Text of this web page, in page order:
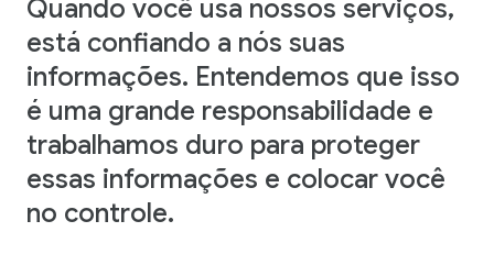
Quando você usa nossos serviços,
está confiando a nós suas
informações. Entendemos que isso
é uma grande responsabilidade e
trabalhamos duro para proteger
essas informações e colocar você
no controle.